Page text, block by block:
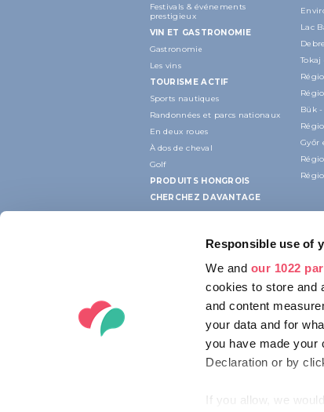
Responsible use of
We and our 1022
cookies to store and
and content
your data and for
you have made your
Declaration or by
If you allow, we
Festivals & événements
prestigieux
VIN ET GASTRONOMIE
Gastronomie
Les vins
TOURISME ACTIF
Sports nautiques
Randonnées et parcs nationaux
En deux roues
À dos de cheval
Golf
PRODUITS HONGROIS
CHERCHEZ DAVANTAGE
Lac
Bük -
Győr